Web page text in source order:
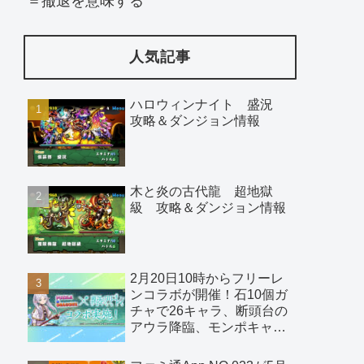
人気記事
ハロウィンナイト 盛況
攻略＆ダンジョン情報
木と炎の古代龍 超地獄
級 攻略＆ダンジョン情報
2月20日10時からフリーレ
ンコラボが開催！石10個ガ
チャで26キャラ、断頭台の
アウラ降臨、モンポキャラ